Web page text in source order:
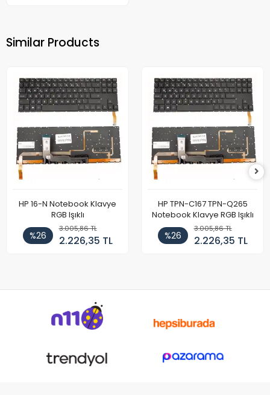
Similar Products
HP 16-N Notebook Klavye
RGB Işıklı
%26
3.005,86 TL
2.226,35 TL
HP TPN-C167 TPN-Q265
Notebook Klavye RGB Işıklı
%26
3.005,86 TL
2.226,35 TL